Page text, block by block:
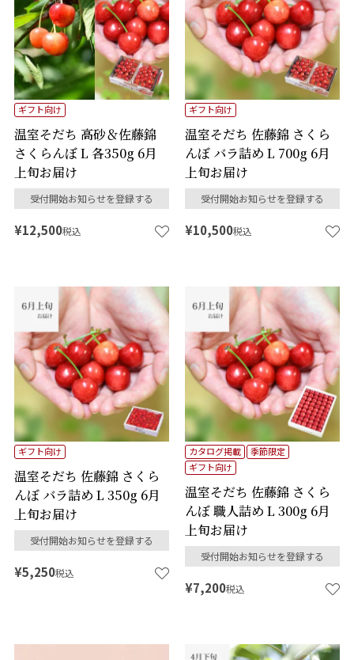
温室そだち 高砂＆佐藤錦
さくらんぼ L 各350g 6月
上旬お届け
ギフト向け
受付開始お知らせを登録する
¥12,500税込
温室そだち 佐藤錦 さくら
んぼ バラ詰め L 700g 6月
上旬お届け
ギフト向け
受付開始お知らせを登録する
¥10,500税込
温室そだち 佐藤錦 さくら
んぼ バラ詰め L 350g 6月
上旬お届け
ギフト向け
受付開始お知らせを登録する
¥5,250税込
温室そだち 佐藤錦 さくら
んぼ 職人詰め L 300g 6月
上旬お届け
カタログ掲載
季節限定
ギフト向け
受付開始お知らせを登録する
¥7,200税込